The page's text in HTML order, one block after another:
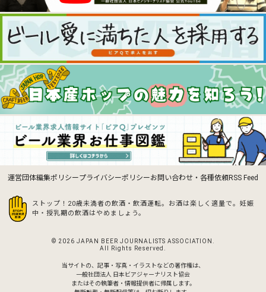
運営団体編集ポリシープライバシーポリシーお問い合わせ・各種依頼RSS Feed
ストップ！20歳未満者の飲酒・飲酒運転。お酒は楽しく適量で。 妊娠
中・授乳期の飲酒はやめましょう。
© 2026 JAPAN BEER JOURNALISTS ASSOCIATION.
All Rights Reserved.
当サイトの、記事・写真・イラストなどの著作権は、
一般社団法人 日本ビアジャーナリスト協会
またはその執筆者・情報提供者に帰属します。